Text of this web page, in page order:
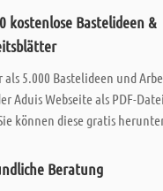
kostenlose Bastelideen &
als 5.000 Bastelideen und
Aduis Webseite als PDF-
können diese gratis
Beratung